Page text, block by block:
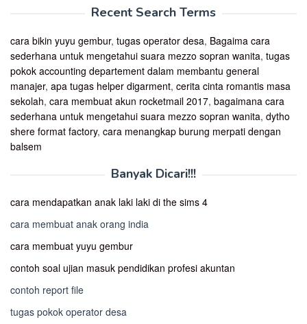
Recent Search Terms
cara bikin yuyu gembur, tugas operator desa, Bagaima cara
sederhana untuk mengetahui suara mezzo sopran wanita, tugas
pokok accounting departement dalam membantu general
manajer, apa tugas helper digarment, cerita cinta romantis masa
sekolah, cara membuat akun rocketmail 2017, bagaimana cara
sederhana untuk mengetahui suara mezzo sopran wanita, dytho
shere format factory, cara menangkap burung merpati dengan
balsem
Banyak Dicari!!!
cara mendapatkan anak laki laki di the sims 4
cara membuat anak orang india
cara membuat yuyu gembur
contoh soal ujian masuk pendidikan profesi akuntan
contoh report file
tugas pokok operator desa